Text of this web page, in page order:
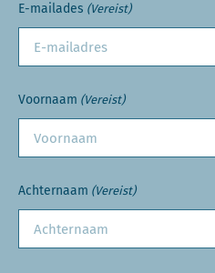
E-mailades (Vereist)
Voornaam (Vereist)
Achternaam (Vereist)